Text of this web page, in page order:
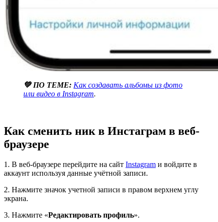
💚 ПО ТЕМЕ: Как создавать альбомы из фото
или видео в Instagram.
Как сменить ник в Инстаграм в веб-
браузере
1. В веб-браузере перейдите на сайт Instagram и войдите в
аккаунт используя данные учётной записи.
2. Нажмите значок учетной записи в правом верхнем углу
экрана.
3. Нажмите «Редактировать профиль».